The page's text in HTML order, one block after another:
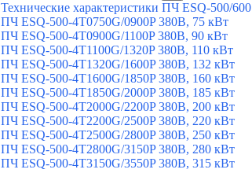
Технические характеристики ПЧ ESQ-500/600
ПЧ ESQ-500-4T0750G/0900P 380В, 75 кВт
ПЧ ESQ-500-4T0900G/1100P 380В, 90 кВт
ПЧ ESQ-500-4T1100G/1320P 380В, 110 кВт
ПЧ ESQ-500-4T1320G/1600P 380В, 132 кВт
ПЧ ESQ-500-4T1600G/1850P 380В, 160 кВт
ПЧ ESQ-500-4T1850G/2000P 380В, 185 кВт
ПЧ ESQ-500-4T2000G/2200P 380В, 200 кВт
ПЧ ESQ-500-4T2200G/2500P 380В, 220 кВт
ПЧ ESQ-500-4T2500G/2800P 380В, 250 кВт
ПЧ ESQ-500-4T2800G/3150P 380В, 280 кВт
ПЧ ESQ-500-4T3150G/3550P 380В, 315 кВт